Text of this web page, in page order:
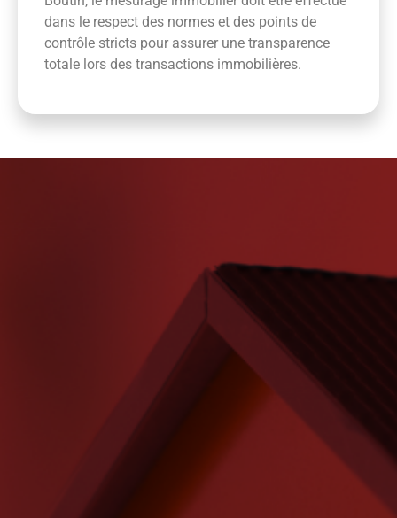
dans le respect des normes et des points de
contrôle stricts pour assurer une transparence
totale lors des transactions immobilières.